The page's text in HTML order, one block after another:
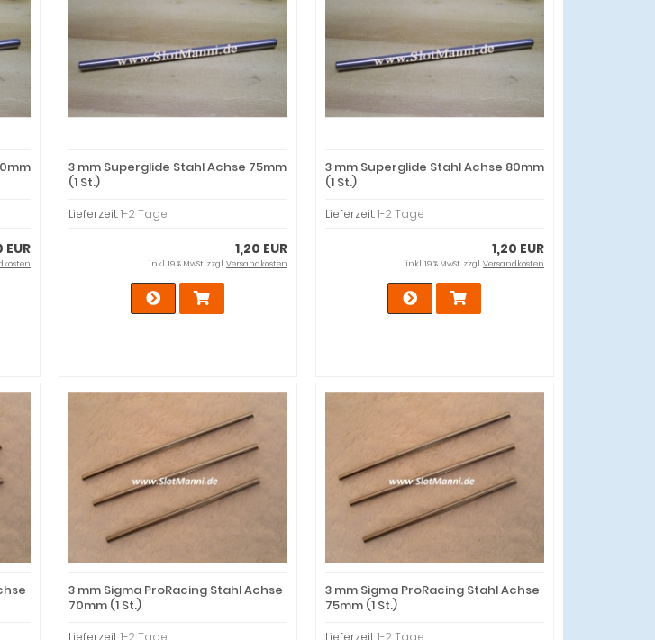
EUR
3 mm Superglide Stahl Achse 75mm
(1 St.)
Lieferzeit:1-2 Tage
1,20 EUR
inkl. 19 % MwSt. zzgl.Versandkosten
3 mm Superglide Stahl Achse 80mm
(1 St.)
Lieferzeit:1-2 Tage
1,20 EUR
inkl. 19 % MwSt. zzgl.Versandkosten
3 mm Sigma ProRacing Stahl Achse
70mm (1 St.)
Lieferzeit:1-2 Tage
3 mm Sigma ProRacing Stahl Achse
75mm (1 St.)
Lieferzeit:1-2 Tage